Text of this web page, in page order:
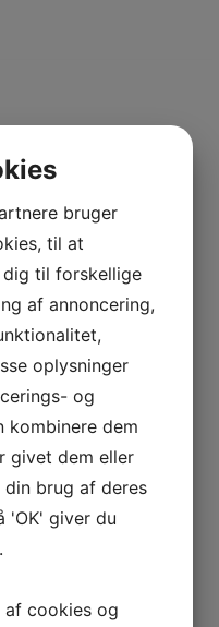
vi stor vægt
& værdier
rådgivning
om pris og
bruger
til at
dig til forskellige
af annoncering,
oplysninger
og
kombinere dem
givet dem eller
din brug af deres
'OK' giver du
cookies og